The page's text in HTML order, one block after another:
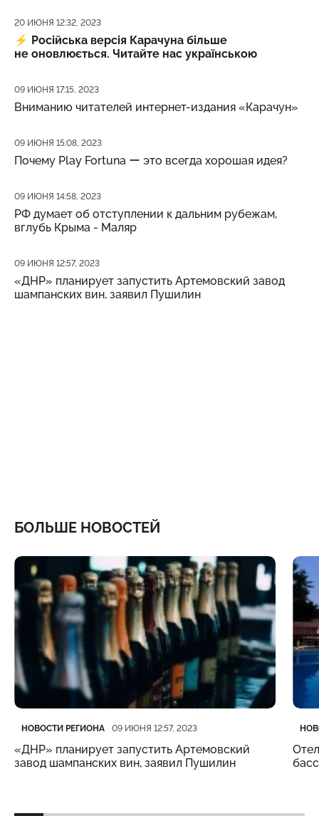
Дата публикации
20 ИЮНЯ 12:32, 2023
⚡️ Російська версія Карачуна більше
не оновлюється. Читайте нас українською
Дата публикации
09 ИЮНЯ 17:15, 2023
Вниманию читателей интернет-издания «Карачун»
Дата публикации
09 ИЮНЯ 15:08, 2023
Почему Play Fortuna ー это всегда хорошая идея?
Дата публикации
09 ИЮНЯ 14:58, 2023
РФ думает об отступлении к дальним рубежам,
вглубь Крыма - Маляр
Дата публикации
09 ИЮНЯ 12:57, 2023
«ДНР» планирует запустить Артемовский завод
шампанских вин, заявил Пушилин
БОЛЬШЕ НОВОСТЕЙ
Категория
НОВОСТИ РЕГИОНА
Дата публикации 09 ИЮНЯ 12:57, 2023
«ДНР» планирует запустить Артемовский
завод шампанских вин, заявил Пушилин